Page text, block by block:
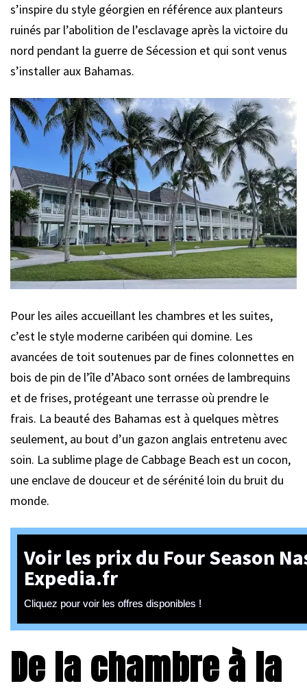
s’inspire du style géorgien en référence aux planteurs
ruinés par l’abolition de l’esclavage après la victoire du
nord pendant la guerre de Sécession et qui sont venus
s’installer aux Bahamas.
Pour les ailes accueillant les chambres et les suites,
c’est le style moderne caribéen qui domine. Les
avancées de toit soutenues par de fines colonnettes en
bois de pin de l’île d’Abaco sont ornées de lambrequins
et de frises, protégeant une terrasse où prendre le
frais. La beauté des Bahamas est à quelques mètres
seulement, au bout d’un gazon anglais entretenu avec
soin. La sublime plage de Cabbage Beach est un cocon,
une enclave de douceur et de sérénité loin du bruit du
monde.
Voir les prix du Four Season
Expedia.fr
Cliquez pour voir les offres disponibles !
De la chambre à la